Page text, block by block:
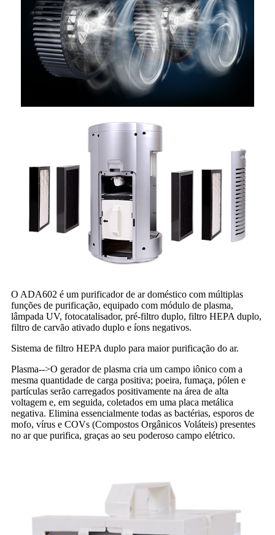
O ADA602 é um purificador de ar doméstico com múltiplas
funções de purificação, equipado com módulo de plasma,
lâmpada UV, fotocatalisador, pré-filtro duplo, filtro HEPA duplo,
filtro de carvão ativado duplo e íons negativos.
Sistema de filtro HEPA duplo para maior purificação do ar.
Plasma-->O gerador de plasma cria um campo iônico com a
mesma quantidade de carga positiva; poeira, fumaça, pólen e
partículas serão carregados positivamente na área de alta
voltagem e, em seguida, coletados em uma placa metálica
negativa. Elimina essencialmente todas as bactérias, esporos de
mofo, vírus e COVs (Compostos Orgânicos Voláteis) presentes
no ar que purifica, graças ao seu poderoso campo elétrico.